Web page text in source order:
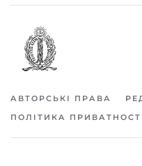
АВТОРСЬКІ ПРАВА
ПОЛІТИКА